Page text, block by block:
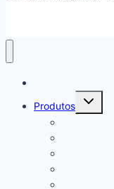
Produtos
Alternar
menu